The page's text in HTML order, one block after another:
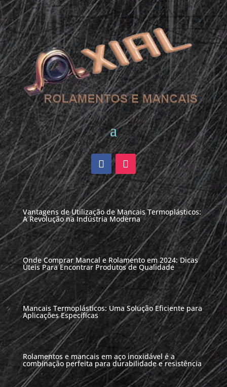
Vantagens de Utilização de Mancais Termoplásticos:
A Revolução na Indústria Moderna
Onde Comprar Mancal e Rolamento em 2024: Dicas
Úteis Para Encontrar Produtos de Qualidade
Mancais Termoplásticos: Uma Solução Eficiente para
Aplicações Específicas
Rolamentos e mancais em aço inoxidável é a
combinação perfeita para durabilidade e resistência